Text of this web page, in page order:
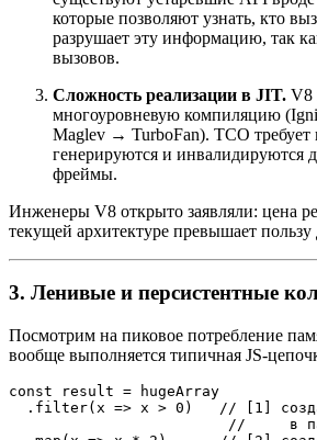
которые позволяют узнать, кто
разрушает эту информацию, так
вызовов.
Сложность реализации в JIT. V8
многоуровневую компиляцию
Maglev → TurboFan). TCO требует
генерируются и инвалидируются
фреймы.
Инженеры V8 открыто заявляли: цена
текущей архитектуре превышает пользу
3. Ленивые и персистентные
Посмотрим на пиковое потребление
вообще выполняется типичная JS-
const result = hugeArray
.filter(x => x > 0)   // [1]
//     в